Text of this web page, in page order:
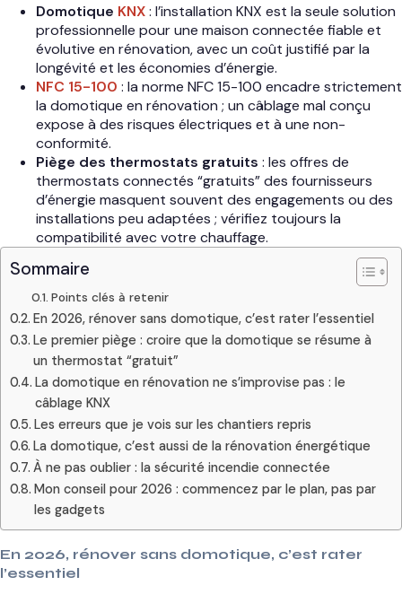
Domotique KNX: l’installation KNX est la seule solution
professionnelle pour une maison connectée fiable et
évolutive en rénovation, avec un coût justifié par la
longévité et les économies d’énergie.
NFC 15-100 : la norme NFC 15-100 encadre strictement
la domotique en rénovation ; un câblage mal conçu
expose à des risques électriques et à une non-
conformité.
Piège des thermostats gratuits : les offres de
thermostats connectés “gratuits” des fournisseurs
d’énergie masquent souvent des engagements ou des
installations peu adaptées ; vérifiez toujours la
compatibilité avec votre chauffage.
Sommaire
Points clés à retenir
En 2026, rénover sans domotique, c’est rater l’essentiel
Le premier piège : croire que la domotique se résume à
un thermostat “gratuit”
La domotique en rénovation ne s’improvise pas : le
câblage KNX
Les erreurs que je vois sur les chantiers repris
La domotique, c’est aussi de la rénovation énergétique
À ne pas oublier : la sécurité incendie connectée
Mon conseil pour 2026 : commencez par le plan, pas par
les gadgets
En 2026, rénover sans domotique, c’est rater
l’essentiel